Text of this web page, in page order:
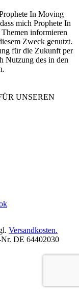
In Moving
mich Prophete In
informieren
Zweck genutzt.
für die Zukunft per
Nutzung des in den
UNSEREN
Versandkosten.
DE 64402030